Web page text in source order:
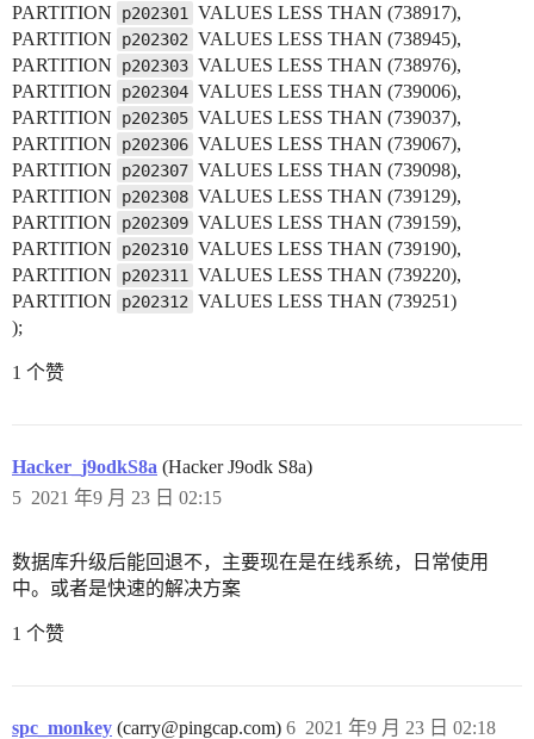
PARTITION p202301
VALUES LESS THAN (738917),
PARTITION
p202302 VALUES LESS THAN (738945),
PARTITION
p202303 VALUES LESS THAN (738976),
PARTITION
p202304 VALUES LESS THAN (739006),
PARTITION
p202305 VALUES LESS THAN (739037),
PARTITION
p202306 VALUES LESS THAN (739067),
PARTITION
p202307 VALUES LESS THAN (739098),
PARTITION
p202308 VALUES LESS THAN (739129),
PARTITION
p202309 VALUES LESS THAN (739159),
PARTITION
p202310 VALUES LESS THAN (739190),
PARTITION
p202311
VALUES LESS THAN (739220),
PARTITION
p202312 VALUES LESS THAN (739251)
);
1 个赞
Hacker_j9odkS8a (Hacker J9odk S8a)
2021 年9 月 23 日 02:15
5
数据库升级后能回退不，主要现在是在线系统，日常使用
中。或者是快速的解决方案
1 个赞
spc_monkey (carry@pingcap.com) 2021 年9 月 23 日 02:18
6